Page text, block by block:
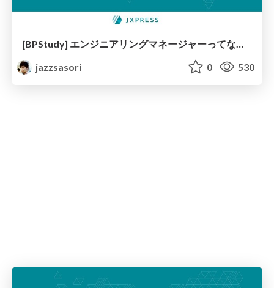
jazzsasori
0 530